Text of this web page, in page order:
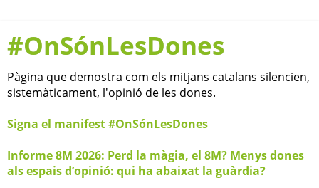
#OnSónLesDones
Pàgina que demostra com els mitjans catalans silencien,
sistemàticament, l'opinió de les dones.
Signa el manifest #OnSónLesDones
Informe 8M 2026: Perd la màgia, el 8M? Menys dones
als espais d’opinió: qui ha abaixat la guàrdia?